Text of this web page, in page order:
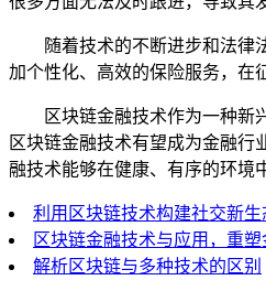
随着技术的不断进步和法律
加个性化、高效的保险服务，在
区块链金融技术作为一种新
区块链金融技术有望成为金融
融技术能够在健康、有序的环境
利用区块链技术构建社交新生
区块链金融技术与应用，重
解析区块链与多种技术的区别